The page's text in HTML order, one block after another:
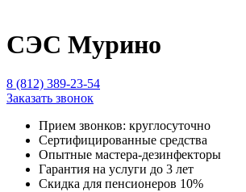
СЭС Мурино
8 (812) 389-23-54
Заказать звонок
Прием звонков: круглосуточно
Сертифицированные средства
Опытные мастера-дезинфекторы
Гарантия на услуги до 3 лет
Скидка для пенсионеров 10%